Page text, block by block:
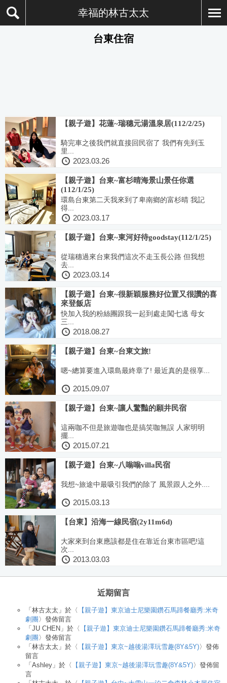
幸福的林古太太
台東住宿
【親子遊】花蓮~瑞穗元湯溫泉居(112/2/25)
騎完車之後我們就直接回民宿了 我們有先到玉
里...
2023.03.26
【親子遊】台東~富杉晴海景山景任你選
(112/1/25)
環島台東第二天我來到了卑南鄉的富杉晴 我記
得...
2023.03.17
【親子遊】台東~東河好待goodstay(112/1/25)
從瑞穗過來台東我們這次不走玉長公路 但我想
去...
2023.03.14
【親子遊】台東~很新穎服務好位置又很讚的喜
來登飯店
快加入我的粉絲團跟我一起到處走闖七逃 母女
三...
2018.08.27
【親子遊】台東~台東文旅!
嗯~總算要進入環島最終章了! 最近真的是很享...
2015.09.07
【親子遊】台東~讓人驚豔的願井民宿
這兩咖不但是旅遊咖也是搞笑咖無誤 人家明明
擺...
2015.07.21
【親子遊】台東~八嗡嗡villa民宿
我想~旅途中最吸引我們的除了 風景跟人之外....
2015.03.13
【台東】沿海一線民宿(2y11m6d)
大家來到台東應該都是住在靠近台東市區吧!這
次...
2013.03.03
近期留言
「 林古太太 」於〈
【親子遊】東京迪士尼樂園鑽石馬蹄餐廳秀:米奇
劇團 〉發佈留言
「 JU CHEN 」於〈
【親子遊】東京迪士尼樂園鑽石馬蹄餐廳秀:米奇
劇團 〉發佈留言
「 林古太太 」於〈 【親子遊】東京~越後湯澤玩雪趣(8Y&5Y)〉發佈
留言
「 Ashley 」於〈 【親子遊】東京~越後湯澤玩雪趣(8Y&5Y)〉發佈留
言